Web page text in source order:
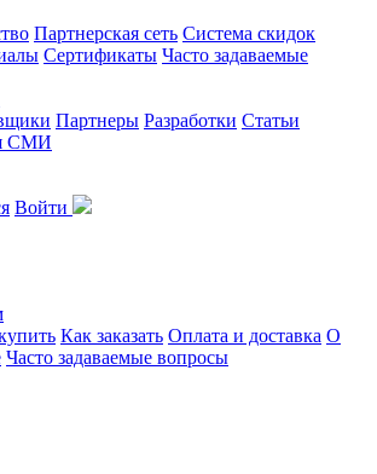
Партнерская сеть Система скидок
Сертификаты Часто задаваемые
Партнеры Разработки Статьи
СМИ
Войти
Как заказать Оплата и доставка О
Часто задаваемые вопросы